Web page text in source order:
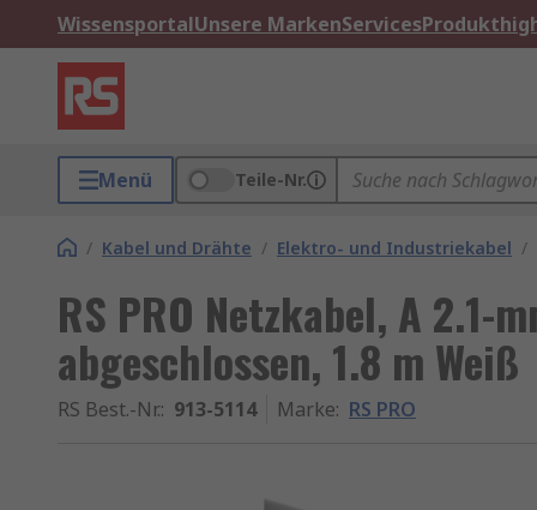
WissensportalUnsere MarkenServices
Menü Teile-Nr.
/ Kabel und Drähte / Elektro- und Industriekabel /
RS PRO Netzkabel, A 2.1-
abgeschlossen, 1.8 m Weiß
RS Best.-Nr.: 913-5114 Marke: RS PRO